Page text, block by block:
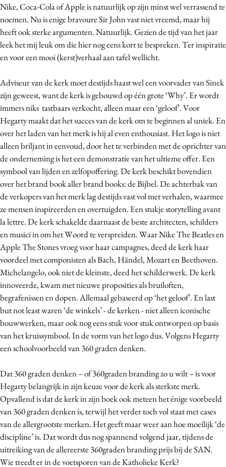
Martech
Media
Merkstrategie
PR
Purpose Marketing
Reputatie & crisis
Nike, Coca-Cola of Apple is natuurlijk op zijn minst wel verrassend te
noemen. Nu is enige bravoure Sir John vast niet vreemd, maar hij
heeft ook sterke argumenten. Natuurlijk. Gezien de tijd van het jaar
leek het mij leuk om die hier nog eens kort te bespreken. Ter inspiratie
en voor een mooi (kerst)verhaal aan tafel wellicht.
Adviseur van de kerk moet destijds haast wel een voorvader van Sinek
zijn geweest, want de kerk is gebouwd op één grote ‘Why’. Er wordt
immers niks tastbaars verkocht, alleen maar een ‘geloof’. Voor
Hegarty maakt dat het succes van de kerk om te beginnen al uniek. En
over het laden van het merk is hij al even enthousiast. Het logo is niet
alleen briljant in eenvoud, door het te verbinden met de oprichter van
de onderneming is het een demonstratie van het ultieme offer. Een
symbool van lijden en zelfopoffering. De kerk beschikt bovendien
over het brand book aller brand books: de Bijbel. De achterbak van
de verkopers van het merk lag destijds vast vol met verhalen, waarmee
ze mensen inspireerden en overtuigden. Een stukje storytelling avant
la lettre. De kerk schakelde daarnaast de beste architecten, schilders
en musici in om het Woord te verspreiden. Waar Nike The Beatles en
Apple The Stones vroeg voor haar campagnes, deed de kerk haar
voordeel met componisten als Bach, Händel, Mozart en Beethoven.
Michelangelo, ook niet de kleinste, deed het schilderwerk. De kerk
innoveerde, kwam met nieuwe proposities als bruiloften,
begrafenissen en dopen. Allemaal gebaseerd op ‘het geloof’. En last
but not least waren ‘de winkels’ - de kerken - niet alleen iconische
bouwwerken, maar ook nog eens stuk voor stuk ontworpen op basis
van het kruissymbool. In de vorm van het logo dus. Volgens Hegarty
een schoolvoorbeeld van 360 graden denken.
Dat 360 graden denken – of 360graden branding zo u wilt – is voor
Hegarty belangrijk in zijn keuze voor de kerk als sterkste merk.
Opvallend is dat de kerk in zijn boek ook meteen het énige voorbeeld
van 360 graden denken is, terwijl het verder toch vol staat met cases
van de allergrootste merken. Het geeft maar weer aan hoe moeilijk ‘de
discipline’ is. Dat wordt dus nog spannend volgend jaar, tijdens de
uitreiking van de allereerste 360graden branding prijs bij de SAN.
Wie treedt er in de voetsporen van de Katholieke Kerk?